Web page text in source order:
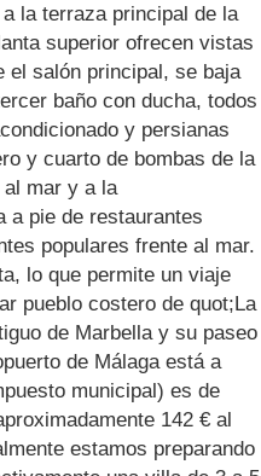
la terraza principal de la
superior ofrecen vistas
el salón principal, se baja
baño con ducha, todos
y persianas
y cuarto de bombas de la
mar y a la
a pie de restaurantes
populares frente al mar.
lo que permite un viaje
pueblo costero de quot;La
de Marbella y su paseo
de Málaga está a
municipal) es de
142 € al
estamos preparando